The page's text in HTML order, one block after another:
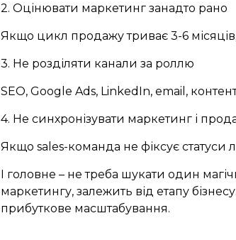
2. Оцінювати маркетинг занадто рано
Якщо цикл продажу триває 3-6
3. Не розділяти канали за роллю
SEO, Google Ads, LinkedIn, email,
4. Не синхронізувати маркетинг і
Якщо sales-команда не фіксує статуси
І головне – не треба шукати один
маркетингу, залежить від етапу
прибуткове масштабування.